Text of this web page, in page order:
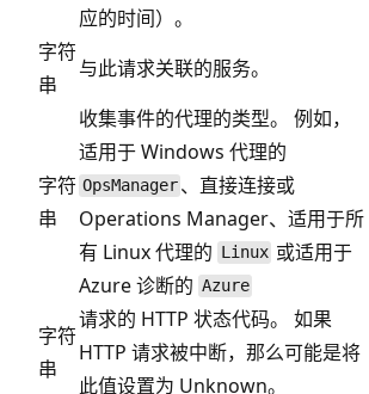
应的时间）。
字符
串
与此请求关联的服务。
字符
串
收集事件的代理的类型。 例如，
适用于 Windows 代理的
OpsManager 、直接连接或
Operations Manager、适用于所
有 Linux 代理的 Linux 或适用于
Azure 诊断的 Azure
字符
串
请求的 HTTP 状态代码。 如果
HTTP 请求被中断，那么可能是将
此值设置为 Unknown。